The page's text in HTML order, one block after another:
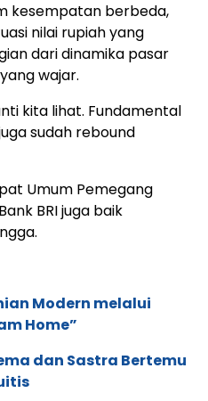
kesempatan berbeda,
nilai rupiah yang
dari dinamika pasar
wajar.
kita lihat. Fundamental
sudah rebound
Umum Pemegang
BRI juga baik
Modern melalui
Home”
dan Sastra Bertemu